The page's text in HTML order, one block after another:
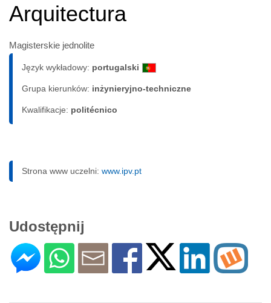
Arquitectura
Magisterskie jednolite
Język wykładowy: portugalski
Grupa kierunków: inżynieryjno-techniczne
Kwalifikacje: politécnico
Strona www uczelni: www.ipv.pt
Udostępnij